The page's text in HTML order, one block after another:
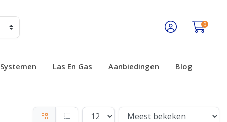
0
Systemen Las En Gas Aanbiedingen Blog